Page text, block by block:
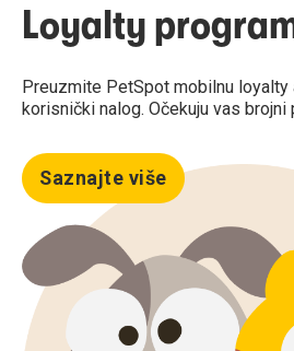
Loyalty
Preuzmite PetSpot mobilnu
korisnički nalog. Očekuju vas
Saznajte više